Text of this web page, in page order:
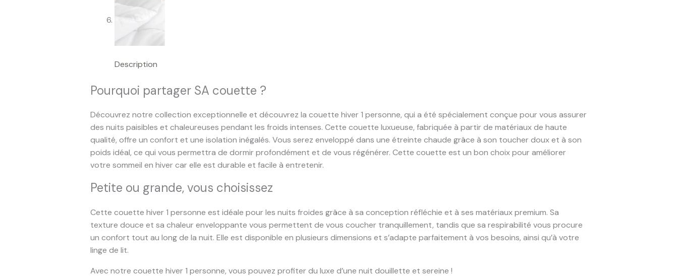
Description
Pourquoi partager SA couette ?
Découvrez notre collection exceptionnelle et découvrez la couette hiver 1 personne, qui a été spécialement conçue pour vous assurer
des nuits paisibles et chaleureuses pendant les froids intenses. Cette couette luxueuse, fabriquée à partir de matériaux de haute
qualité, offre un confort et une isolation inégalés. Vous serez enveloppé dans une étreinte chaude grâce à son toucher doux et à son
poids idéal, ce qui vous permettra de dormir profondément et de vous régénérer. Cette couette est un bon choix pour améliorer
votre sommeil en hiver car elle est durable et facile à entretenir.
Petite ou grande, vous choisissez
Cette couette hiver 1 personne est idéale pour les nuits froides grâce à sa conception réfléchie et à ses matériaux premium. Sa
texture douce et sa chaleur enveloppante vous permettent de vous coucher tranquillement, tandis que sa respirabilité vous procure
un confort tout au long de la nuit. Elle est disponible en plusieurs dimensions et s’adapte parfaitement à vos besoins, ainsi qu’à votre
linge de lit.
Avec notre couette hiver 1 personne, vous pouvez profiter du luxe d’une nuit douillette et sereine !